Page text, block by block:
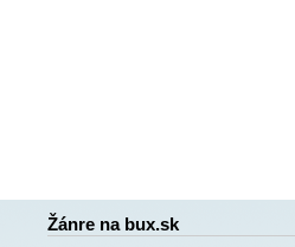
Žánre na bux.sk